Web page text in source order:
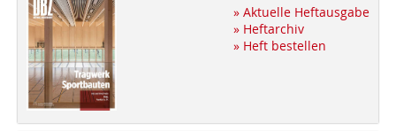
» Aktuelle Heftausgabe
» Heftarchiv
» Heft bestellen